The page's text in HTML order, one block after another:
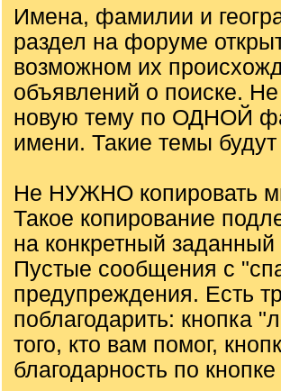
Имена, фамилии и
раздел на форуме
возможном их
объявлений о поиске.
новую тему по ОДНОЙ
имени. Такие темы будут
Не НУЖНО копировать
Такое копирование
на конкретный заданный
Пустые сообщения с
предупреждения. Есть
поблагодарить: кнопка
того, кто вам помог,
благодарность по